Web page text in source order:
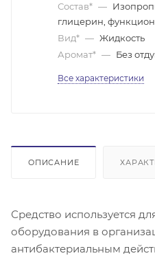
Состав* —
глицерин,
Вид* — Жидкость
Аромат* — Без
Все характеристики
ОПИСАНИЕ
Средство используется
оборудования в
антибактериальным